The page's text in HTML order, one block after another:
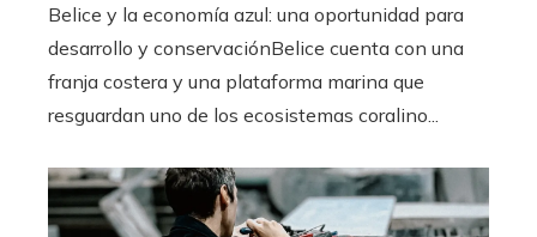
Belice y la economía azul: una oportunidad para
desarrollo y conservaciónBelice cuenta con una
franja costera y una plataforma marina que
resguardan uno de los ecosistemas coralino...